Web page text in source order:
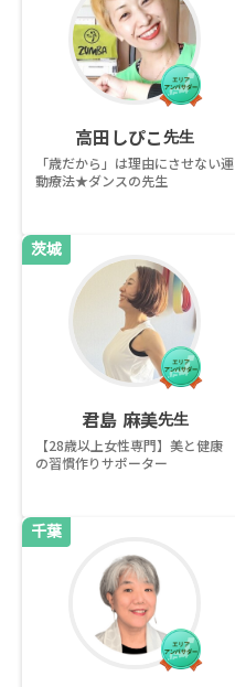
高田しぴこ先生
「歳だから」は理由にさせない運
動療法★ダンスの先生
茨城
君島 麻美先生
【28歳以上女性専門】美と健康
の習慣作りサポーター
千葉